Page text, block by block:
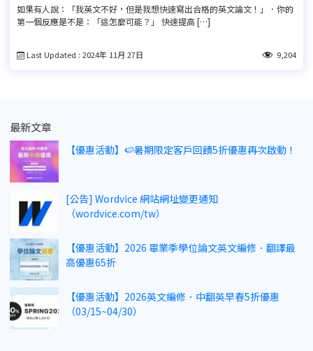
如果有人說：「我英文不好，但是我想快速寫出合格的英文論文！」．你的
第一個反應是不是：「這怎麼可能？」 快速提高 […]
Last Updated : 2024年 11月 27日 9,204
最新文章
【優惠活動】🍉暑期限定客戶回饋5折優惠再次啟動！
[公告] Wordvice 網站網址變更通知
（wordvice.com/tw）
【優惠活動】2026 畢業季學位論文英文編修．翻譯最
高優惠65折
【優惠活動】2026英文編修．中翻英早春5折優惠
（03/15~04/30）